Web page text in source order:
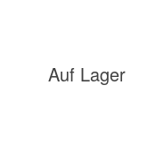
Auf Lager